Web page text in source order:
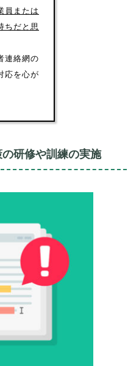
員または
ちだと思
連絡網の
応を心が
研修や訓練の実施